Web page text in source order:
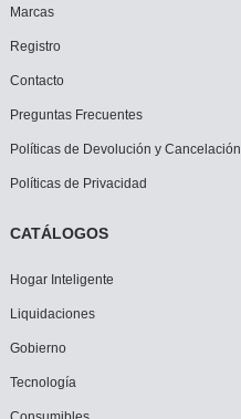
Marcas
Registro
Contacto
Preguntas Frecuentes
Políticas de Devolución y Cancelación
Políticas de Privacidad
CATÁLOGOS
Hogar Inteligente
Liquidaciones
Gobierno
Tecnología